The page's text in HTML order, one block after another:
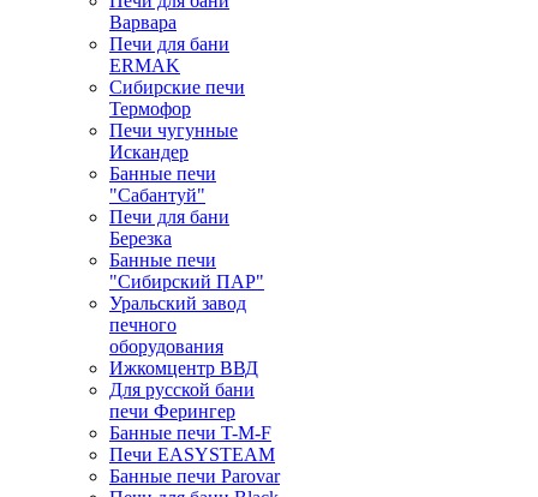
Варвара
Печи для бани
ERMAK
Сибирские печи
Термофор
Печи чугунные
Искандер
Банные печи
"Сабантуй"
Печи для бани
Березка
Банные печи
"Сибирский ПАР"
Уральский завод
печного
оборудования
Ижкомцентр ВВД
Для русской бани
печи Ферингер
Банные печи T-M-F
Печи EASYSTEAM
Банные печи Parovar